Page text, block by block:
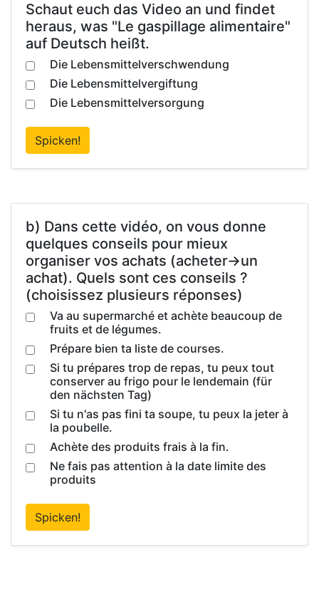
Schaut euch das Video an und findet
heraus, was "Le gaspillage alimentaire"
auf Deutsch heißt.
Die Lebensmittelverschwendung
Die Lebensmittelvergiftung
Die Lebensmittelversorgung
Spicken!
b) Dans cette vidéo, on vous donne
quelques conseils pour mieux
organiser vos achats (acheter->un
achat). Quels sont ces conseils ?
(choisissez plusieurs réponses)
Va au supermarché et achète beaucoup de
fruits et de légumes.
Prépare bien ta liste de courses.
Si tu prépares trop de repas, tu peux tout
conserver au frigo pour le lendemain (für
den nächsten Tag)
Si tu n'as pas fini ta soupe, tu peux la jeter à
la poubelle.
Achète des produits frais à la fin.
Ne fais pas attention à la date limite des
produits
Spicken!